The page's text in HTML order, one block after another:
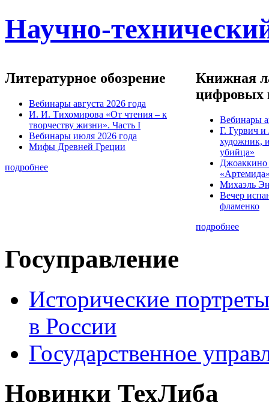
Научно-
Литературное обозрение
Вебинары августа 2026 года
И. И. Тихомирова «От чтения – к
творчеству жизни». Часть I
Вебинары июля 2026 года
Мифы Древней Греции
подробнее
Книжная
цифровых
Вебинары
Г. Гурвич
художник,
убийца»
Михаэль
Вечер
фламенко
подробнее
Госуправление
Исторические
в России
Государственное
Новинки ТехЛиба